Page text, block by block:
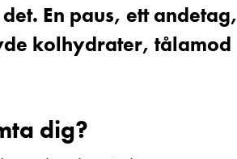
En paus, ett andetag,
kolhydrater, tålamod
dig?